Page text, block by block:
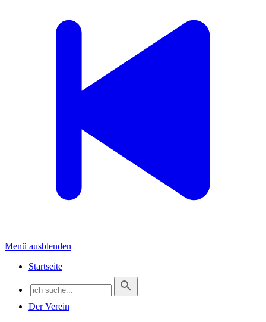
Menü ausblenden
Startseite
Der Verein